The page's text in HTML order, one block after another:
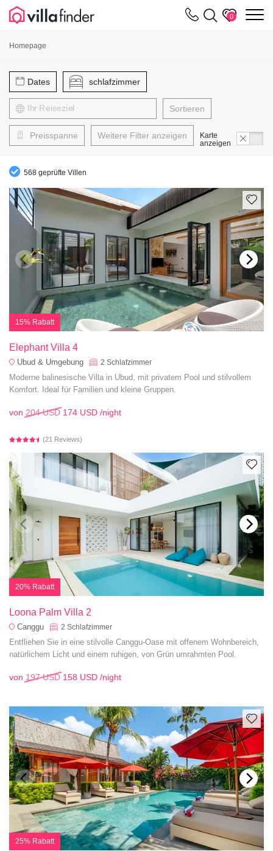
0
Homepage
Dates schlafzimmer
Sortieren
Preisspanne Weitere Filter anzeigen
Karte
anzeigen
568 geprüfte Villen
15% Rabatt
Elephant Villa 4
Ubud & Umgebung 2 Schlafzimmer
Moderne balinesische Villa in Ubud, mit privatem Pool und stilvollem
Komfort. Ideal für Familien und kleine Gruppen.
von 204 USD 174 USD /night
(21 Reviews)
20% Rabatt
Loona Palm Villa 2
Canggu 2 Schlafzimmer
Entfliehen Sie in eine stilvolle Canggu-Oase mit offenem Wohnbereich,
natürlichem Licht und einem ruhigen, von Grün umrahmten Pool.
von 197 USD 158 USD /night
25% Rabatt
Cookie-Einstellungen